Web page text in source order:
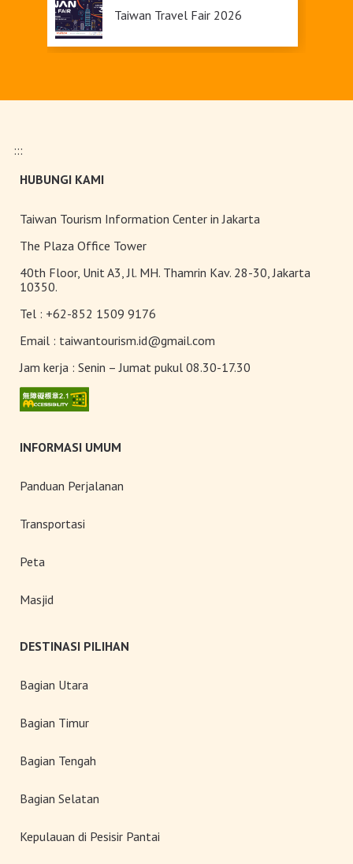
Taiwan Travel Fair 2026
Tersedia
dengan Keindahan yang Mekar
Terangi Musim Semi Anda:
Tampil Memukau di Chiayi
Toserba Wisatawan” kini hadir di
7.200 kios ibon 7-ELEVEN di
:::
HUBUNGI KAMI
Taiwan Tourism Information Center in Jakarta
The Plaza Office Tower
40th Floor, Unit A3, Jl. MH. Thamrin Kav. 28-30, Jakarta
10350.
Tel : +62-852 1509 9176
Email : taiwantourism.id@gmail.com
Jam kerja : Senin – Jumat pukul 08.30-17.30
INFORMASI UMUM
Panduan Perjalanan
Transportasi
Peta
Masjid
DESTINASI PILIHAN
Bagian Utara
Bagian Timur
Bagian Tengah
Bagian Selatan
Kepulauan di Pesisir Pantai